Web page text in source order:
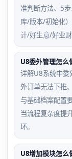
准判断方法、5
库/版本/初始化
计/好生意/好业财
U8委外管理怎么
详解U8系统中委
外订单无法下推
与基础档案配置
当流程复杂度提
环。
U8增加模块怎么